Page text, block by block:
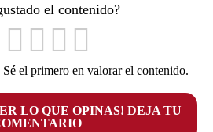
el contenido?
el primero en valorar el contenido.
LO QUE OPINAS! DEJA TU